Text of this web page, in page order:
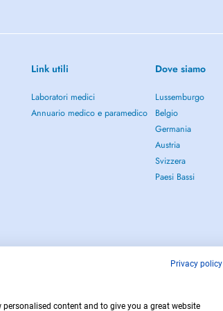
Link utili
Laboratori medici
Annuario medico e paramedico
Dove siamo
Lussemburgo
Belgio
Germania
Austria
Svizzera
Paesi Bassi
Privacy policy
content and to give you a great website